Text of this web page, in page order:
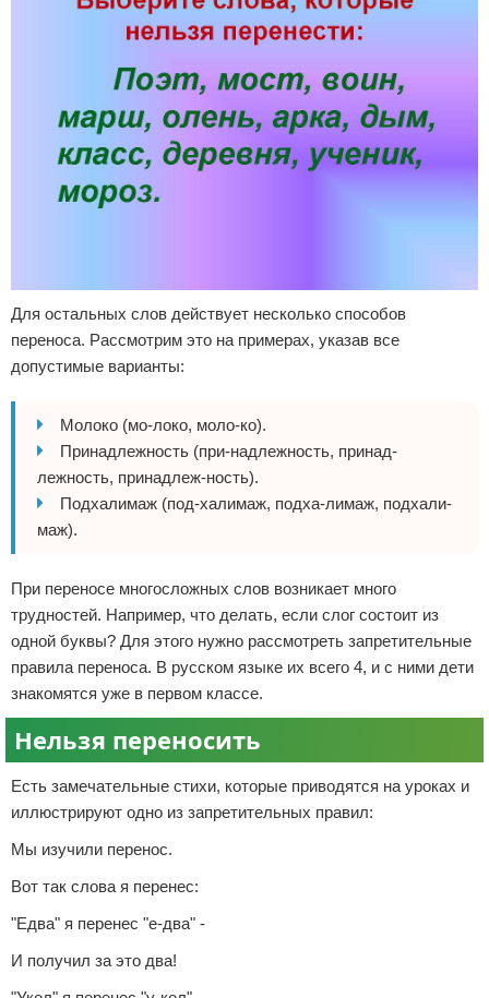
Для остальных слов действует несколько способов
переноса. Рассмотрим это на примерах, указав все
допустимые варианты:
Молоко (мо-локо, моло-ко).
Принадлежность (при-надлежность, принад-
лежность, принадлеж-ность).
Подхалимаж (под-халимаж, подха-лимаж, подхали-
маж).
При переносе многосложных слов возникает много
трудностей. Например, что делать, если слог состоит из
одной буквы? Для этого нужно рассмотреть запретительные
правила переноса. В русском языке их всего 4, и с ними дети
знакомятся уже в первом классе.
Нельзя переносить
Есть замечательные стихи, которые приводятся на уроках и
иллюстрируют одно из запретительных правил:
Мы изучили перенос.
Вот так слова я перенес:
"Едва" я перенес "е-два" -
И получил за это два!